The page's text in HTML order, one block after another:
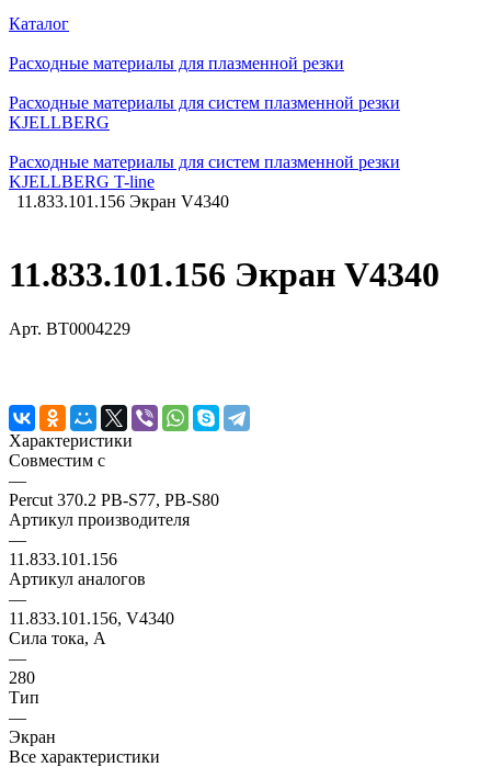
Каталог
Расходные материалы для плазменной резки
Расходные материалы для систем плазменной резки
KJELLBERG
Расходные материалы для систем плазменной резки
KJELLBERG T-line
11.833.101.156 Экран V4340
11.833.101.156 Экран V4340
Арт. BT0004229
Характеристики
Совместим с
—
Percut 370.2 PB-S77, PB-S80
Артикул производителя
—
11.833.101.156
Артикул аналогов
—
11.833.101.156, V4340
Сила тока, А
—
280
Тип
—
Экран
Все характеристики